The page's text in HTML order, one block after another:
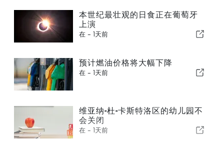
本世纪最壮观的日食正在葡萄牙
上演
在 - 1天前
预计燃油价格将大幅下降
在 - 1天前
维亚纳-杜-卡斯特洛区的幼儿园不
会关闭
在 - 1天前